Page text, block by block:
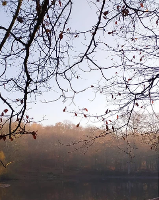
prochains ateliers du mois de
séances et conférences proposés par
l’association L’Ancrage à Smart City
Campus, Rambouillet. Découvrez des
moments de partage, de découverte et
de bien-être pour petits et grands !